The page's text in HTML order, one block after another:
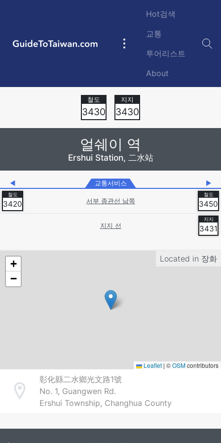
GuideToTaiwan.com
Main
Hot검색
교통
투어리스트
About
3430 3430
얼쉐이 역
Ershui Station, 二水站
◀ 교통서비스 ▶
3420 서부 종관선 남쪽 3450
지지 선 3431
Located in 장화
+
−
Leaflet | ©OSMcontributors
Address
彰化縣二水鄉光文路1號
No. 1, Guangwen Rd.
Ershui Township, Changhua County